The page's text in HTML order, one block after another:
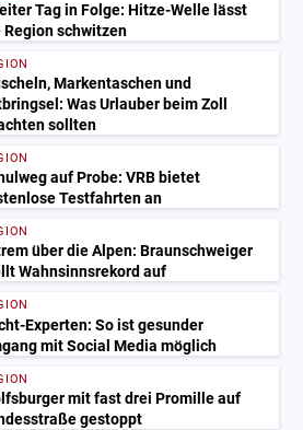
Tag in Folge: Hitze-Welle lässt
Region schwitzen
Markentaschen und
Was Urlauber beim Zoll
sollten
auf Probe: VRB bietet
Testfahrten an
über die Alpen: Braunschweiger
Wahnsinnsrekord auf
Experten: So ist gesunder
mit Social Media möglich
mit fast drei Promille auf
gestoppt